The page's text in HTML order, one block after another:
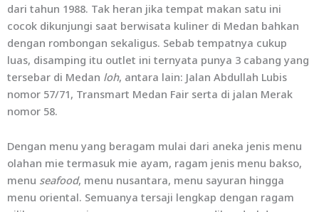
dari tahun 1988. Tak heran jika tempat makan satu ini
cocok dikunjungi saat berwisata kuliner di Medan bahkan
dengan rombongan sekaligus. Sebab tempatnya cukup
luas, disamping itu outlet ini ternyata punya 3 cabang yang
tersebar di Medan loh, antara lain: Jalan Abdullah Lubis
nomor 57/71, Transmart Medan Fair serta di jalan Merak
nomor 58.
Dengan menu yang beragam mulai dari aneka jenis menu
olahan mie termasuk mie ayam, ragam jenis menu bakso,
menu seafood, menu nusantara, menu sayuran hingga
menu oriental. Semuanya tersaji lengkap dengan ragam